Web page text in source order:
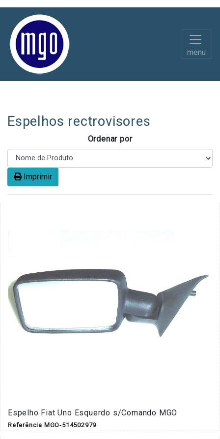
menu
Espelhos rectrovisores
Ordenar por
Imprimir
Espelho Fiat Uno Esquerdo s/Comando MGO
Referência MGO-514502979